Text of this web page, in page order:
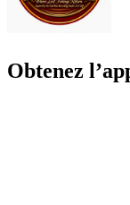
Obtenez